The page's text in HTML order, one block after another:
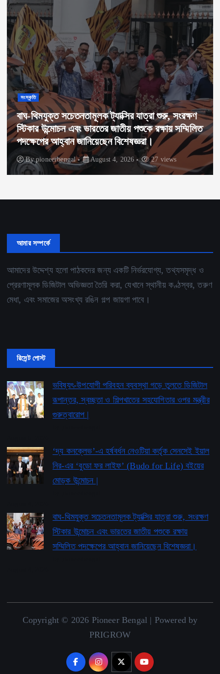
সংস্কৃতি
বাঘ-থিমযুক্ত সচেতনতামূলক ট্যাক্সির যাত্রা শুরু, সংরক্ষণ
স্টিকার উন্মোচন এবং ভারতের জাতীয় পশুকে রক্ষায় সম্মিলিত
পদক্ষেপের আহ্বান জানিয়েছেন বিশেষজ্ঞরা।
Bypioneerbengal August 4, 2026 27 views
আমার সম্পর্কে
আমাদের উদ্দেশ্য হলো পাঠকদের জন্য একটি নির্ভরযোগ্য, তথ্যসমৃদ্ধ ও
প্রেরণামূলক ডিজিটাল অভিজ্ঞতা তৈরি করা, যেখানে স্থানীয় কণ্ঠস্বর, তরুণ
মেধা, এবং সমাজের অসংখ্য রঙিন গল্প জায়গা পাবে।
রিসেন্ট পোস্ট
ভবিষ্যৎ-উপযোগী পরিবহন ব্যবস্থা গড়ে তুলতে ডিজিটাল
রূপান্তর, স্বচ্ছতা ও শিল্পখাতের সহযোগিতার ওপর মন্ত্রীর
গুরুত্বারোপ |
‘দ্য কনক্লেভ’-এ হর্ষবর্ধন নেওটিয়া কর্তৃক সেনসেই ইয়াল
নির-এর ‘বুডো ফর লাইফ’ ​​(Budo for Life) বইয়ের
মোড়ক উন্মোচন |
বাঘ-থিমযুক্ত সচেতনতামূলক ট্যাক্সির যাত্রা শুরু, সংরক্ষণ
স্টিকার উন্মোচন এবং ভারতের জাতীয় পশুকে রক্ষায়
সম্মিলিত পদক্ষেপের আহ্বান জানিয়েছেন বিশেষজ্ঞরা।
Copyright © 2026 Pioneer Bengal | Powered by
PRIGROW